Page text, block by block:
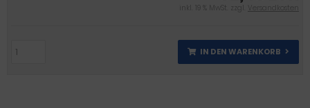
inkl. 19 % MwSt. zzgl. Versandkosten
IN DEN WARENKORB